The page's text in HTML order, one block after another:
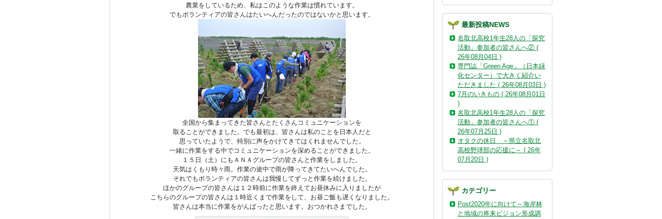
農業をしているため、私はこのような作業は慣れています。
でもボランティアの皆さんはたいへんだったのではないかと思います。
全国から集まってきた皆さんとたくさんコミュニケーションを
取ることができました。でも最初は、皆さんは私のことを日本人だと
思っていたようで、特別に声をかけてきてはくれませんでした。
一緒に作業をする中でコミュニケーションを深めることができました。
１５日（土）にもＡＮＡグループの皆さんと作業をしました。
天気はくもり時々雨。作業の途中で雨が降ってきてたいへんでした。
それでもボランティアの皆さんは我慢してずっと作業を続けました。
ほかのグループの皆さんは１２時前に作業を終えてお昼休みに入りましたが
こちらのグループの皆さんは１時近くまで作業をして、お昼ご飯も遅くなりました。
皆さんは本当に作業をがんばったと思います。おつかれさまでした。
最新投稿NEWS
名取北高校1年生28人の「探究
活動」参加者の皆さんへ② (
26年08月04日 )
専門誌「Green Age」（日本緑
化センター）で大きく紹介い
ただきました ( 26年08月03日 )
7月のいきもの ( 26年08月01日
)
名取北高校1年生28人の「探究
活動」参加者の皆さんへ① (
26年07月25日 )
オタクの休日 ～県立名取北
高校野球部の応援に～ ( 26年
07月20日 )
カテゴリー
Post2020年に向けて～海岸林
と地域の将来ビジョン形成調